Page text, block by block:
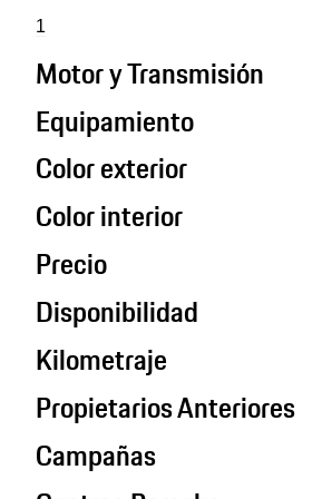
1
Motor y Transmisión
Equipamiento
Color exterior
Color interior
Precio
Disponibilidad
Kilometraje
Propietarios Anteriores
Campañas